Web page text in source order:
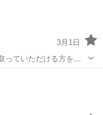
3月1日
ていただける方を探
だきます。 よろしくお